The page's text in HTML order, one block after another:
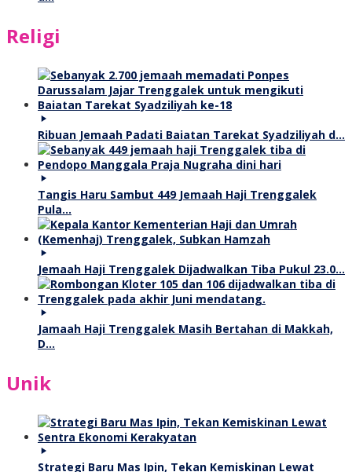
Religi
Ribuan Jemaah Padati Baiatan Tarekat Syadziliyah d…
Tangis Haru Sambut 449 Jemaah Haji Trenggalek
Pula…
Jemaah Haji Trenggalek Dijadwalkan Tiba Pukul 23.0…
Jamaah Haji Trenggalek Masih Bertahan di Makkah,
D…
Unik
Strategi Baru Mas Ipin, Tekan Kemiskinan Lewat